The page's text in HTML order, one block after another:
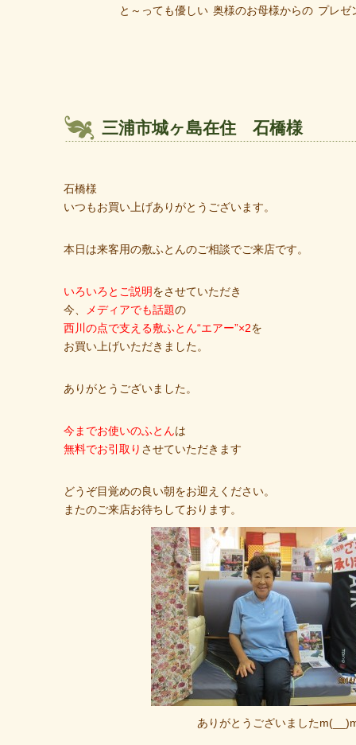
と～っても優しい 奥様のお母様からの プレゼ
三浦市城ヶ島在住 石橋様
石橋様
いつもお買い上げありがとうございます。
本日は来客用の敷ふとんのご相談でご来店です。
いろいろとご説明をさせていただき
今、
メディアでも話題の
西川の点で支える敷ふとん“エアー”×2を
お買い上げいただきました。
ありがとうございました。
今までお使いのふとんは
無料でお引取り させていただきます
どうぞ目覚めの良い朝をお迎えください。
またのご来店お待ちしております。
ありがとうございました